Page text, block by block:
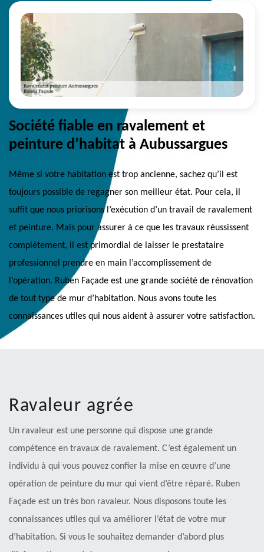
Société fiable en ravalement et
peinture d’habitat à Aubussargues
Même si votre habitation est trop ancienne, sachez qu’il est
toujours possible de regagner son meilleur état. Pour cela, il
suffit que nous priorisons l’exécution d’un travail de ravalement
et peinture. Mais pour assurer à ce que les travaux réussissent
complètement, il est primordial de laisser le prestataire
professionnel prendre en main l’accomplissement de
l’opération. Ruben Façade est une grande société de rénovation
de tout type de mur d’habitation. Nous avons toute les
connaissances utiles qui nous aident à assurer votre satisfaction.
Ravaleur agrée
Un ravaleur est une personne qui dispose une grande
compétence en travaux de ravalement. C’est également un
individu à qui vous pouvez confier la mise en œuvre d’une
opération de peinture du mur qui vient d’être réparé. Ruben
Façade est un très bon ravaleur. Nous disposons toute les
connaissances utiles qui va améliorer l’état de votre mur
d’habitation. Si vous le souhaitez demander d’abord plus